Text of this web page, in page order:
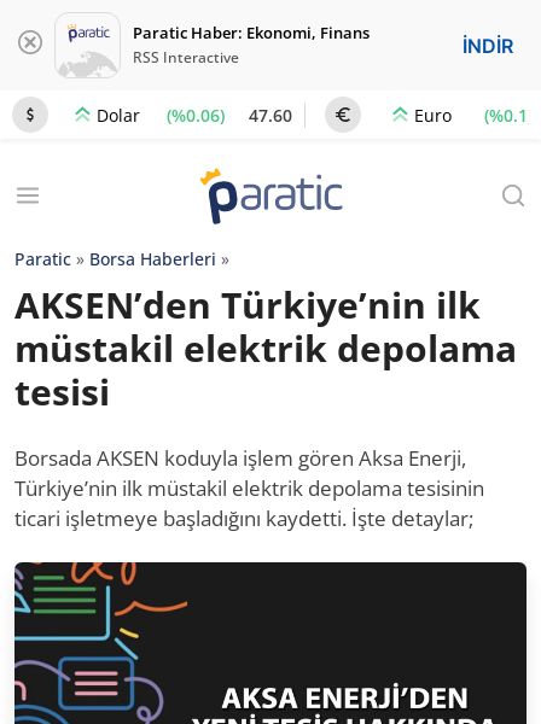
Paratic Haber: Ekonomi, Finans
RSS Interactive İNDİR
Dolar (%0.06) 47.60 Euro (%0.1)
Paratic » Borsa Haberleri »
AKSEN’den Türkiye’nin ilk
müstakil elektrik depolama
tesisi
Borsada AKSEN koduyla işlem gören Aksa Enerji,
Türkiye’nin ilk müstakil elektrik depolama tesisinin
ticari işletmeye başladığını kaydetti. İşte detaylar;